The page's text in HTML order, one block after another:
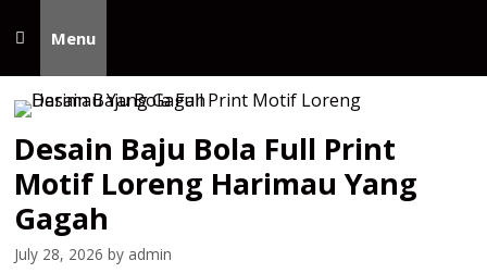
Menu
Desain Baju Bola Full Print
Motif Loreng Harimau Yang
Gagah
July 28, 2026 by admin